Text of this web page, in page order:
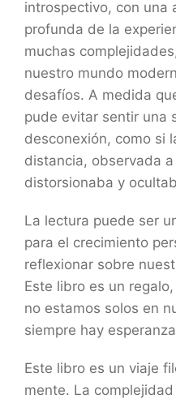
introspectivo, con una
profunda de la
muchas
nuestro mundo
desafíos. A medida
pude evitar sentir una
desconexión, como si
distancia, observada
distorsionaba y
La lectura puede ser
para el crecimiento
reflexionar sobre
Este libro es un
no estamos solos en
siempre hay
Este libro es un viaje
mente. La